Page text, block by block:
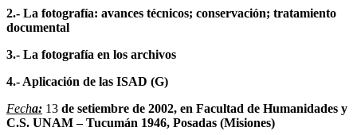
2.- La fotografía: avances técnicos; conservación; tratamiento
documental
3.- La fotografía en los archivos
4.- Aplicación de las ISAD (G)
Fecha: 13 de setiembre de 2002, en Facultad de Humanidades y
C.S. UNAM – Tucumán 1946, Posadas (Misiones)